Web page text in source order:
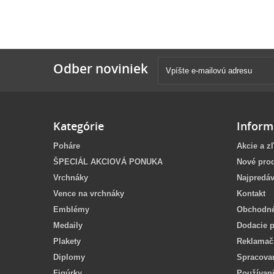
Odber noviniek
Kategórie
Poháre
ŠPECIÁL AKCIOVÁ PONUKA
Vrchnáky
Vence na vrchnáky
Emblémy
Medaily
Plakety
Diplomy
Akcie a
Nové
Kontakt
Dodacie